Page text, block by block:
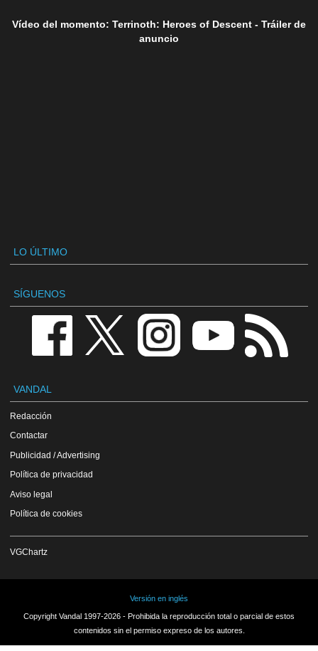
Vídeo del momento: Terrinoth: Heroes of Descent - Tráiler de
anuncio
LO ÚLTIMO
SÍGUENOS
VANDAL
Redacción
Contactar
Publicidad / Advertising
Política de privacidad
Aviso legal
Política de cookies
VGChartz
Versión en inglés
Copyright Vandal 1997-2026 - Prohibida la reproducción total o parcial de estos
contenidos sin el permiso expreso de los autores.